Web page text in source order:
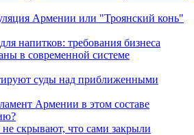
Армении или "Троянский конь"
напитков: требования бизнеса
в современной системе
суды над приближенными
Армении в этом составе
скрывают, что сами закрыли